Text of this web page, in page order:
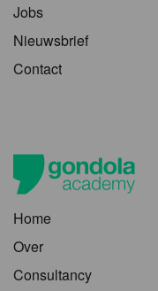
Jobs
Nieuwsbrief
Contact
Home
Over
Consultancy